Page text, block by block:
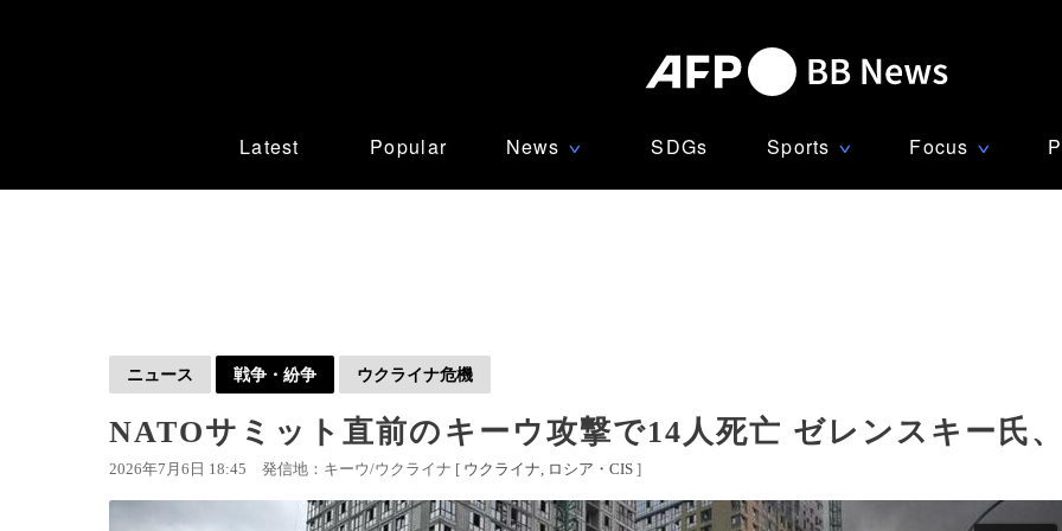
Latest Popular News ∨ SDGs Sports ∨ Focus ∨
ニュース 戦争・紛争 ウクライナ危機
NATOサミット直前のキーウ攻撃で14人死亡 ゼレンスキー氏
2026年7月6日 18:45 発信地：キーウ/ウクライナ [ ウクライナ ロシア・CIS ]